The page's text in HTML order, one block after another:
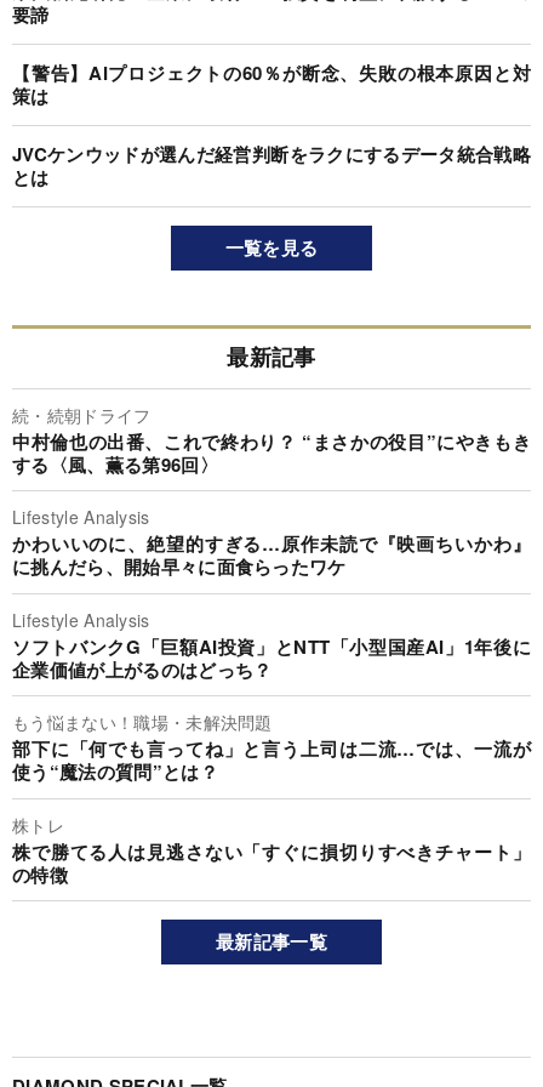
要諦
【警告】AIプロジェクトの60％が断念、失敗の根本原因と対
策は
JVCケンウッドが選んだ経営判断をラクにするデータ統合戦略
とは
一覧を見る
最新記事
続・続朝ドライフ
中村倫也の出番、これで終わり？ “まさかの役目”にやきもき
する〈風、薫る第96回〉
Lifestyle Analysis
かわいいのに、絶望的すぎる…原作未読で『映画ちいかわ』
に挑んだら、開始早々に面食らったワケ
Lifestyle Analysis
ソフトバンクG「巨額AI投資」とNTT「小型国産AI」1年後に
企業価値が上がるのはどっち？
もう悩まない！職場・未解決問題
部下に「何でも言ってね」と言う上司は二流…では、一流が
使う“魔法の質問”とは？
株トレ
株で勝てる人は見逃さない「すぐに損切りすべきチャート」
の特徴
最新記事一覧